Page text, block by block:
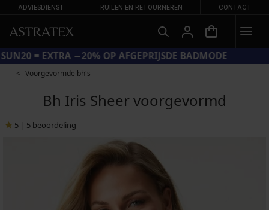
ADVIESDIENST RUILEN EN RETOURNEREN CONTACT
CODE SUN20 = EXTRA −20% OP AFGEPRIJSDE BADMODE
Voorgevormde bh's
Bh Iris Sheer voorgevormd
5 5 beoordeling